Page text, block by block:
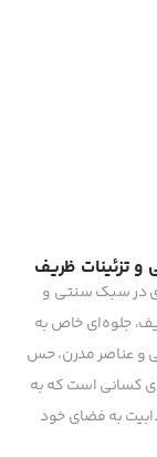
و تزئینات ظریف
در سبک سنتی و
جلوه‌ای خاص به
و عناصر مدرن، حس
کسانی است که به
به فضای خود